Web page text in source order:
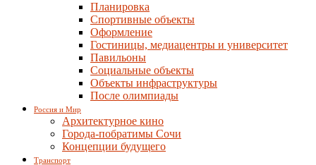
Планировка
Спортивные объекты
Оформление
Гостиницы, медиацентры и университет
Павильоны
Социальные объекты
Объекты инфраструктуры
После олимпиады
Россия и Мир
Архитектурное кино
Города-побратимы Сочи
Концепции будущего
Транспорт